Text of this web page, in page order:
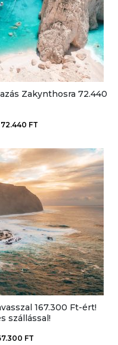
Zakynthosra 72.440
72.440 FT
167.300 Ft-ért!
szállással!
FT